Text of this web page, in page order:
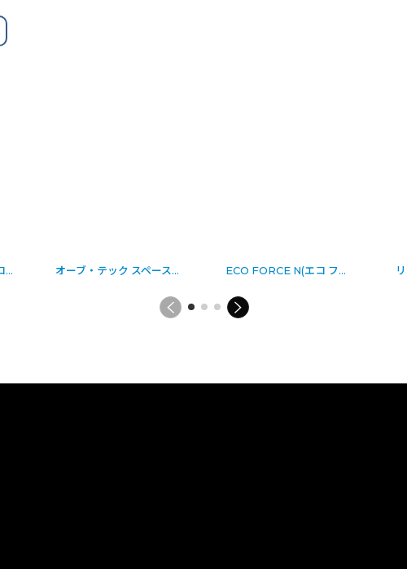
[1388-03-10-s(w)_3120002221]
ECO FORCE PLUS(エコ フォース プラス) [4kg] - 定期清掃に最適なアルカリ性マルチクリーナー 1680-
オーブ・テック スペースショット 万能環境クリーナー（万能タイプ）[18L] ECO FORCE N(エコ フォース エヌ) [4kg] - 超強力中性マルチクリーナー